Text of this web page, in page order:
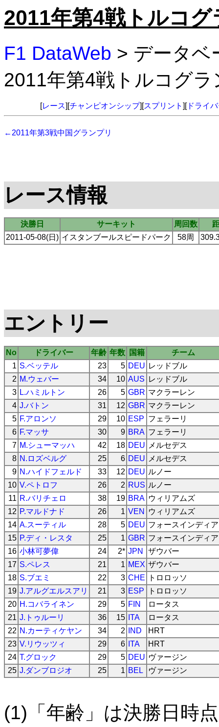
2011年第4戦トルコ
F1 DataWeb > データ
2011年第4戦トルコグ
[レース][チャンピオンシップ][スプリント ][ドライ
←2011年第3戦中国グランプリ
レース情報
決勝日 サーキット 周回数
2011-05-08(日) イスタンブールスピードパーク 58周
エントリー
No ドライバー 年齢 年数 国籍
チーム
1 S.ベッテル 23 5 DEU レッドブル
2 M.ウェバー 34 10 AUS レッドブル
3 L.ハミルトン 26 5 GBR マクラーレン
4 J.バトン 31 12 GBR マクラーレン
5 F.アロンソ 29 10 ESP フェラーリ
6 F.マッサ 30 9 BRA フェラーリ
7 M.シューマッハ 42 18 DEU
メルセデス
8 N.ロズベルグ 25 6 DEU
メルセデス
9 N.ハイドフェルド 33 12 DEU ルノー
10 V.ペトロフ 26 2 RUS ルノー
11 R.バリチェロ 38 19 BRA ウィリアムズ
12 P.マルドナド 26 1 VEN
ウィリアムズ
14 A.スーティル 28 5 DEU フォースインディア
15 P.ディ・レスタ 25 1 GBR フォースインディア
16 小林可夢偉 24 2* JPN
ザウバー
17 S.ペレス 21 1 MEX ザウバー
18 S.ブエミ 22 3 CHE
トロロッソ
19 J.アルグエルスアリ 21 3 ESP
トロロッソ
20 H.コバライネン 29 5 FIN
ロータス
21 J.トゥルーリ 36 15 ITA
ロータス
22 N.カーティケヤン 34 2 IND
HRT
23 V.リウッツィ 29 6 ITA
HRT
24 T.グロック 29 5 DEU ヴァージン
25 J.ダンブロジオ 25 1 BEL ヴァージン
(1)「年齢」は決勝日時点